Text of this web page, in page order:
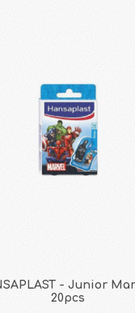
- Junior
20pcs